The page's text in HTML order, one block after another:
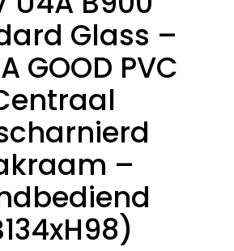
Glass –
GOOD PVC
–